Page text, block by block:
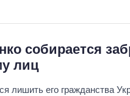
собирается
лиц
лишить его гражданства